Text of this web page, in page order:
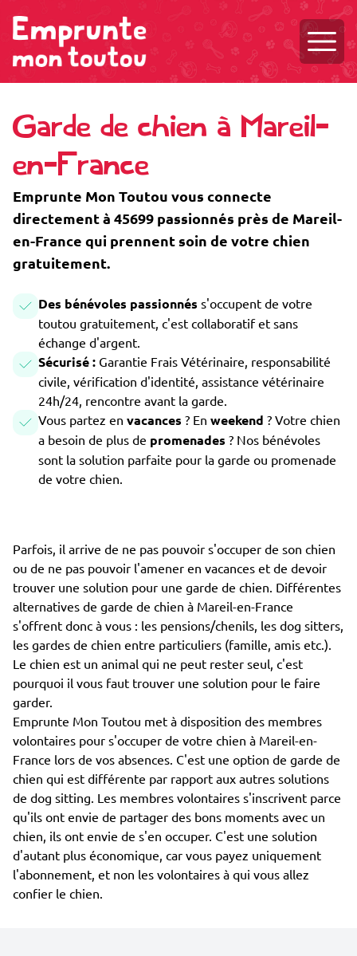
Garde de chien à Mareil-
en-France
Emprunte Mon Toutou vous connecte
directement à 45699 passionnés près de Mareil-
en-France qui prennent soin de votre chien
gratuitement.
Des bénévoles passionnés s'occupent de votre
toutou gratuitement, c'est collaboratif et sans
échange d'argent.
Sécurisé : Garantie Frais Vétérinaire, responsabilité
civile, vérification d'identité, assistance vétérinaire
24h/24, rencontre avant la garde.
Vous partez en vacances ? En weekend ? Votre chien
a besoin de plus de promenades ? Nos bénévoles
sont la solution parfaite pour la garde ou promenade
de votre chien.
Parfois, il arrive de ne pas pouvoir s'occuper de son chien
ou de ne pas pouvoir l'amener en vacances et de devoir
trouver une solution pour une garde de chien. Différentes
alternatives de garde de chien à Mareil-en-France
s'offrent donc à vous : les pensions/chenils, les dog sitters,
les gardes de chien entre particuliers (famille, amis etc.).
Le chien est un animal qui ne peut rester seul, c'est
pourquoi il vous faut trouver une solution pour le faire
garder.
Emprunte Mon Toutou met à disposition des membres
volontaires pour s'occuper de votre chien à Mareil-en-
France lors de vos absences. C'est une option de garde de
chien qui est différente par rapport aux autres solutions
de dog sitting. Les membres volontaires s'inscrivent parce
qu'ils ont envie de partager des bons moments avec un
chien, ils ont envie de s'en occuper. C'est une solution
d'autant plus économique, car vous payez uniquement
l'abonnement, et non les volontaires à qui vous allez
confier le chien.